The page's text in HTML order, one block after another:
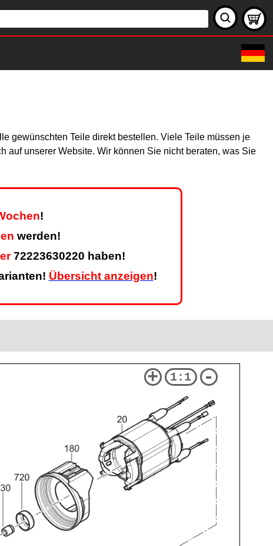
gewünschten Teile direkt bestellen. Viele Teile müssen je
auf unserer Website. Wir können Sie nicht beraten, was Sie
!
werden!
72223630220 haben!
Übersicht anzeigen!
+ 1:1 -